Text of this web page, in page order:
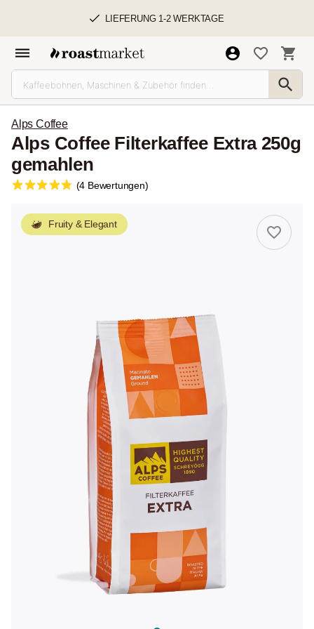
LIEFERUNG 1-2 WERKTAGE
Alps Coffee
Alps Coffee Filterkaffee Extra 250g
gemahlen
(4 Bewertungen)
Fruity & Elegant